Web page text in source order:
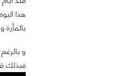
فبذلك